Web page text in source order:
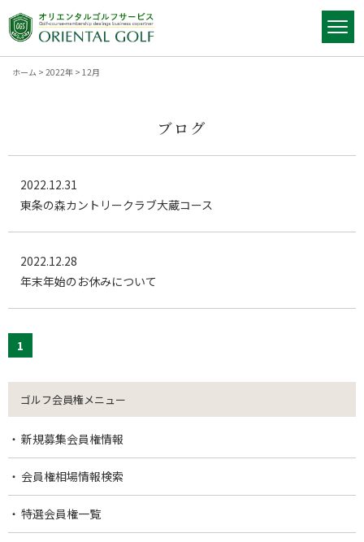
ホーム > 2022年 > 12月
ブログ
2022.12.31
東条の森カントリークラブ大蔵コース
2022.12.28
年末年始のお休みについて
1
ゴルフ会員権メニュー
新規募集会員権情報
会員権相場情報検索
特選会員権一覧